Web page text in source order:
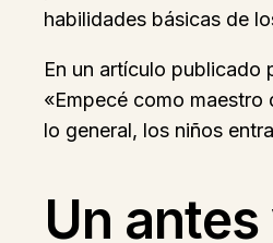
habilidades básicas de
En un artículo publicado
«Empecé como maestro
lo general, los niños
Un